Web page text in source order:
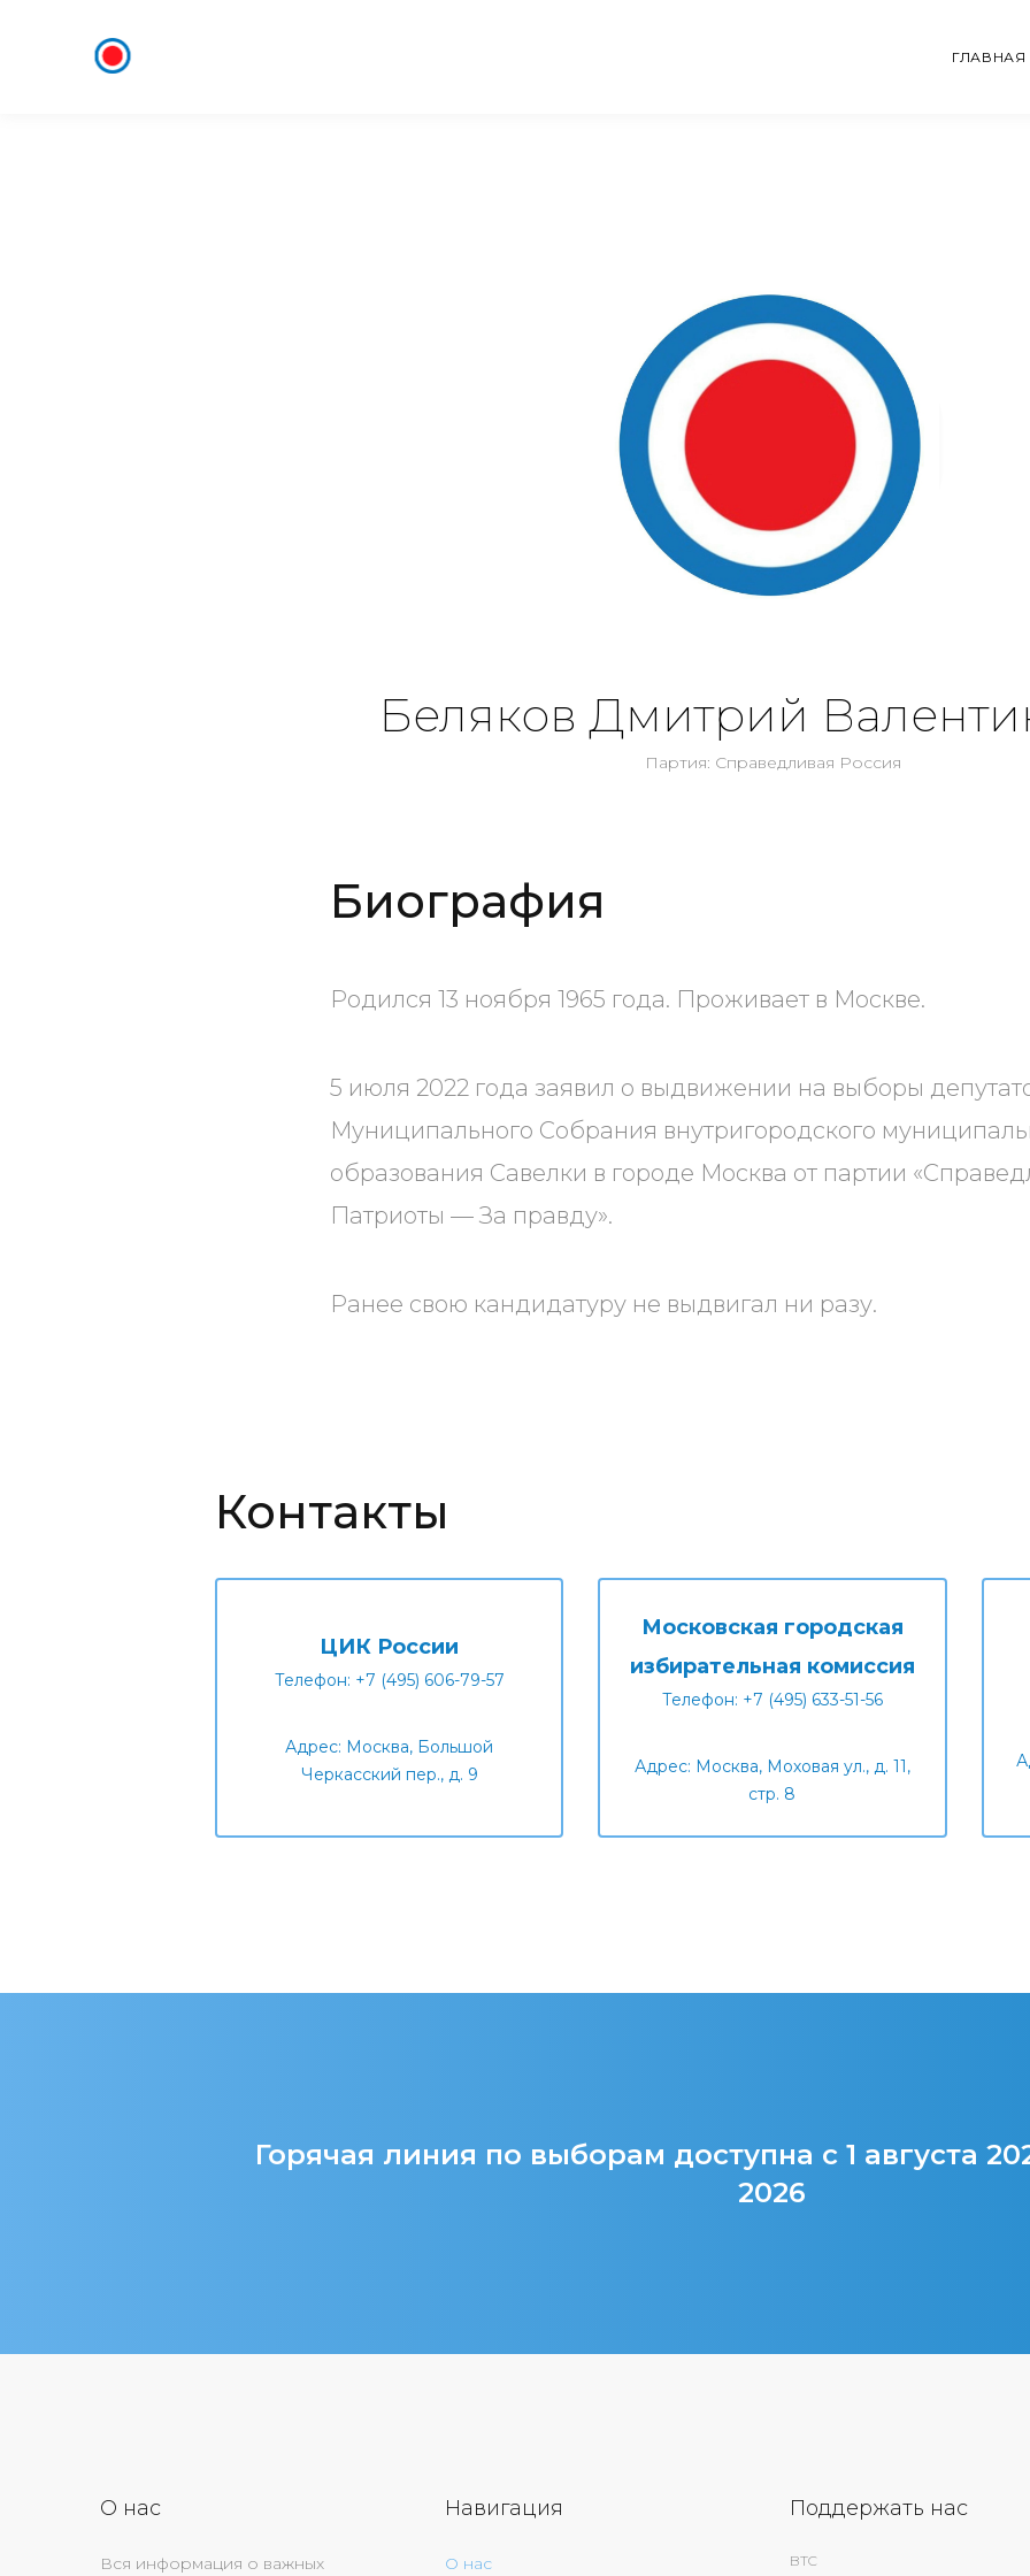
ГЛАВНАЯ
Беляков Дмитрий
Партия: Справедливая Россия
Биография
Родился 13 ноября 1965 года. Проживает в Москве.
5 июля 2022 года заявил о выдвижении на выборы
Муниципального Собрания внутригородского
образования Савелки в городе Москва от партии
Патриоты — За правду».
Ранее свою кандидатуру не выдвигал ни разу.
Контакты
ЦИК России
Телефон: +7 (495) 606-79-57
Адрес: Москва, Большой
Черкасский пер., д. 9
Московская городская
избирательная комиссия
Телефон: +7 (495) 633-51-56
Адрес: Москва, Моховая ул., д. 11,
стр. 8
Горячая линия по выборам доступна с 1 августа
2026
О нас
Вся информация о важных
Навигация
О нас
Поддержать нас
BTC